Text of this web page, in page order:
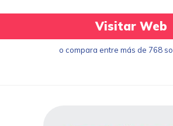
Visitar Web
o compara entre más de 768